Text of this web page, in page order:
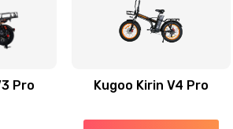
Pro Kugoo Kirin V4 Pro